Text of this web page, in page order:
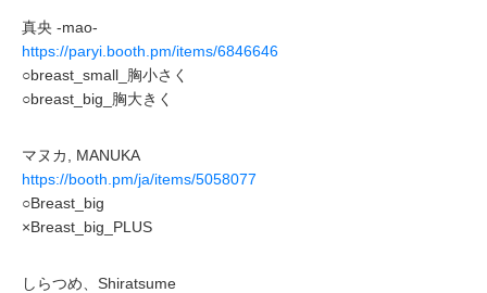
真央 -mao-
https://paryi.booth.pm/items/6846646
○breast_small_胸小さく
○breast_big_胸大きく
マヌカ, MANUKA
https://booth.pm/ja/items/5058077
○Breast_big
×Breast_big_PLUS
しらつめ、Shiratsume